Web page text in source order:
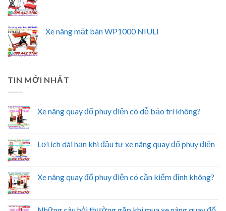
Xe nâng mặt bàn WP1000 NIULI
TIN MỚI NHẤT
Xe nâng quay đổ phuy điện có dễ bảo trì không?
Lợi ích dài hạn khi đầu tư xe nâng quay đổ phuy điện
Xe nâng quay đổ phuy điện có cần kiểm định không?